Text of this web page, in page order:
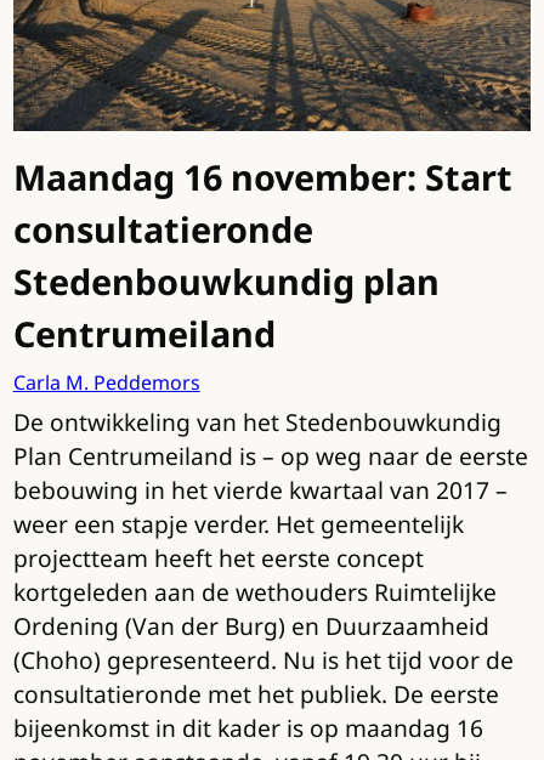
Maandag 16 november: Start
consultatieronde
Stedenbouwkundig plan
Centrumeiland
Carla M. Peddemors
De ontwikkeling van het Stedenbouwkundig
Plan Centrumeiland is – op weg naar de eerste
bebouwing in het vierde kwartaal van 2017 –
weer een stapje verder. Het gemeentelijk
projectteam heeft het eerste concept
kortgeleden aan de wethouders Ruimtelijke
Ordening (Van der Burg) en Duurzaamheid
(Choho) gepresenteerd. Nu is het tijd voor de
consultatieronde met het publiek. De eerste
bijeenkomst in dit kader is op maandag 16